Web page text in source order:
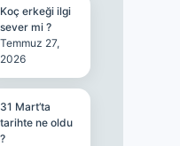
Koç erkeği ilgi
sever mi ?
Temmuz 27,
2026
31 Mart’ta
tarihte ne oldu
?